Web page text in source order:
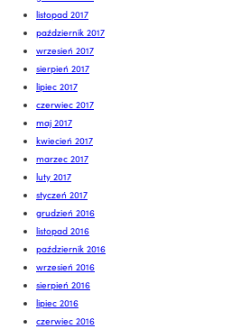
listopad 2017
październik 2017
wrzesień 2017
sierpień 2017
lipiec 2017
czerwiec 2017
maj 2017
kwiecień 2017
marzec 2017
luty 2017
styczeń 2017
grudzień 2016
listopad 2016
październik 2016
wrzesień 2016
sierpień 2016
lipiec 2016
czerwiec 2016